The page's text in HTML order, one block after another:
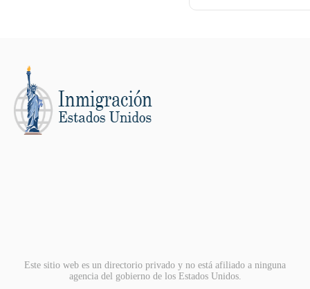
Este sitio web es un directorio privado y no está afiliado a ninguna
agencia del gobierno de los Estados Unidos.